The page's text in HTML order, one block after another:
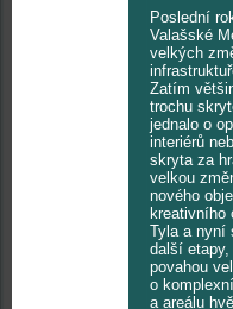
Poslední
Valašské
velkých
Zatím
trochu
jednalo o
interiérů
skryta za
velkou
nového
kreativního
Tyla a nyní
další
povahou
o
a areálu